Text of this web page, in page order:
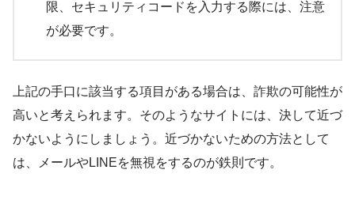
限、セキュリティコードを入力する際には、注意
が必要です。
上記の手口に該当する項目がある場合は、詐欺の可能性が
高いと考えられます。そのようなサイトには、決して近づ
かないようにしましょう。近づかないための方法として
は、メールやLINEを無視をするのが鉄則です。